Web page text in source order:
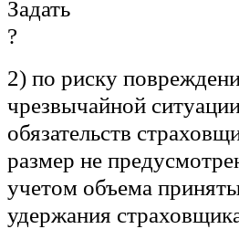
2) по риску
чрезвычайной
обязательств
размер не
учетом объема
удержания